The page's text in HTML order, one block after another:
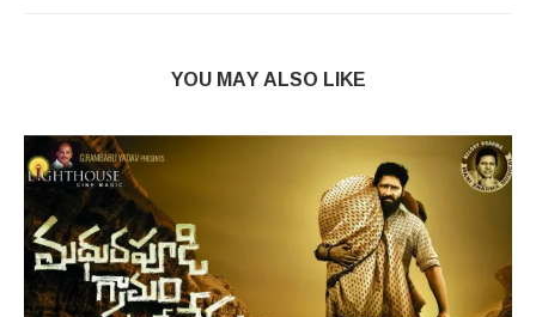
YOU MAY ALSO LIKE